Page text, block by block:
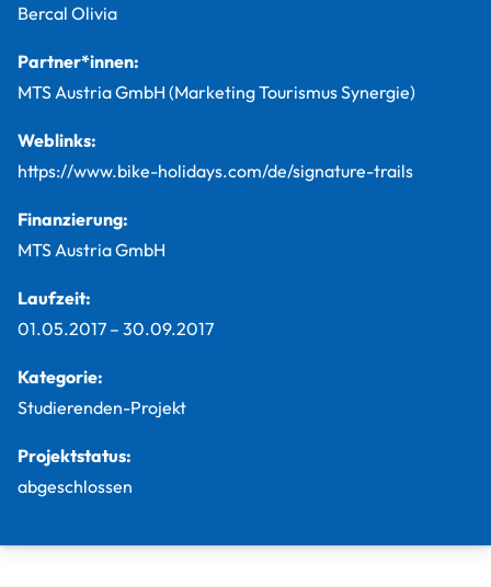
Bercal Olivia
Partner*innen:
MTS Austria GmbH (Marketing Tourismus Synergie)
Weblinks:
https://www.bike-holidays.com/de/signature-trails
Finanzierung:
MTS Austria GmbH
Laufzeit:
01.05.2017 – 30.09.2017
Kategorie:
Studierenden-Projekt
Projektstatus:
abgeschlossen